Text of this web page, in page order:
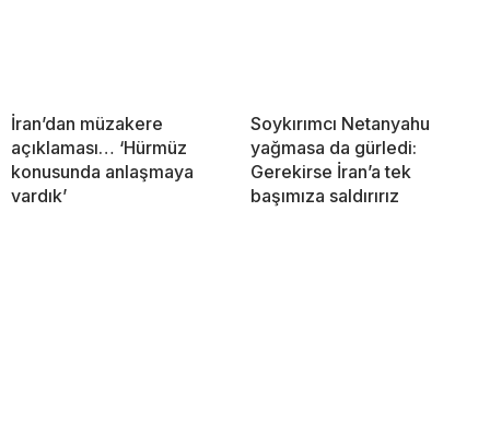
İran’dan müzakere
açıklaması… ‘Hürmüz
konusunda anlaşmaya
vardık’
Soykırımcı Netanyahu
yağmasa da gürledi:
Gerekirse İran’a tek
başımıza saldırırız